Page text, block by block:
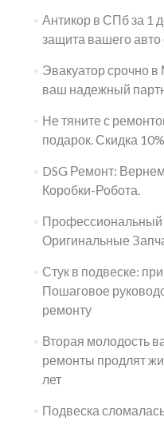
Антикор в СПб за 1
защита вашего авто
Эвакуатор срочно
ваш надежный
Не тяните с
подарок. Скидка
DSG Ремонт:
Коробки-Робота.
Профессиональный
Оригинальные
Стук в подвеске:
Пошаговое
ремонту
Вторая молодость
ремонты продлят
лет
Подвеска